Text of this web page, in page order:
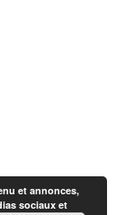
et annonces,
sociaux et